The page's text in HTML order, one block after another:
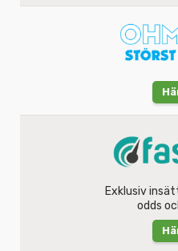
Exklusiv
odds